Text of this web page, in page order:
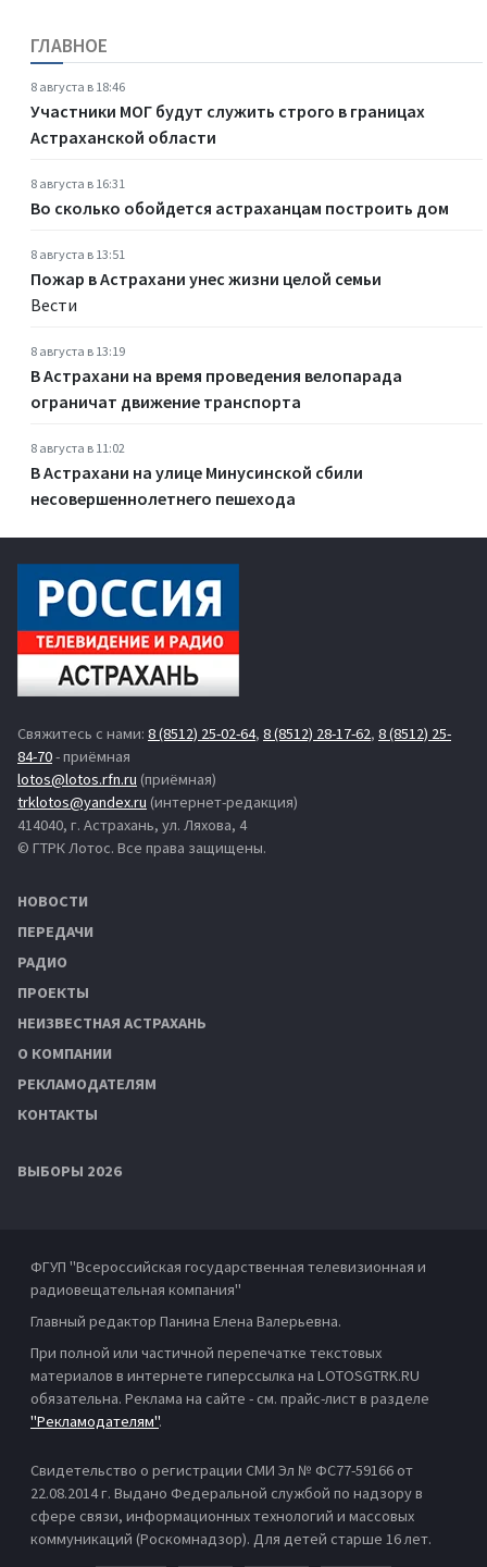
ГЛАВНОЕ
8 августа в 18:46
Участники МОГ будут служить строго в границах
Астраханской области
8 августа в 16:31
Во сколько обойдется астраханцам построить дом
8 августа в 13:51
Пожар в Астрахани унес жизни целой семьи
Вести
8 августа в 13:19
В Астрахани на время проведения велопарада
ограничат движение транспорта
8 августа в 11:02
В Астрахани на улице Минусинской сбили
несовершеннолетнего пешехода
Свяжитесь с нами: 8 (8512) 25-02-64, 8 (8512) 28-17-62, 8 (8512) 25-
84-70- приёмная
lotos@lotos.rfn.ru (приёмная)
trklotos@yandex.ru (интернет-редакция)
414040, г. Астрахань, ул. Ляхова, 4
© ГТРК Лотос. Все права защищены.
НОВОСТИ
ПЕРЕДАЧИ
РАДИО
ПРОЕКТЫ
НЕИЗВЕСТНАЯ АСТРАХАНЬ
О КОМПАНИИ
РЕКЛАМОДАТЕЛЯМ
КОНТАКТЫ
ВЫБОРЫ 2026
ФГУП "Всероссийская государственная телевизионная и
радиовещательная компания"
Главный редактор Панина Елена Валерьевна.
При полной или частичной перепечатке текстовых
материалов в интернете гиперссылка на LOTOSGTRK.RU
обязательна. Реклама на сайте - см. прайс-лист в разделе
"Рекламодателям".
Свидетельство о регистрации СМИ Эл № ФС77-59166 от
22.08.2014 г. Выдано Федеральной службой по надзору в
сфере связи, информационных технологий и массовых
коммуникаций (Роскомнадзор). Для детей старше 16 лет.